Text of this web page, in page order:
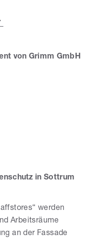
von Grimm GmbH
in Sottrum
werden
Arbeitsräume
an der Fassade